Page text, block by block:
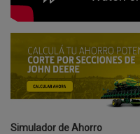
Simulador de Ahorro